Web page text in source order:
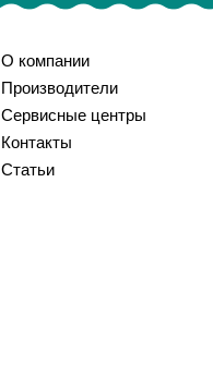
О компании
Производители
Сервисные центры
Контакты
Статьи